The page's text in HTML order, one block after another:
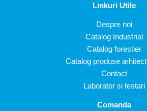
Linkuri Utile
Despre noi
Catalog Industrial
Catalog forestier
Catalog produse
Contact
Laborator si testari
Comanda